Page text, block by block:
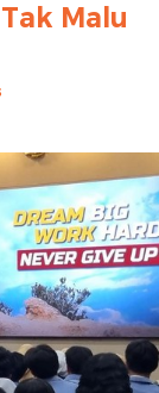
Malu